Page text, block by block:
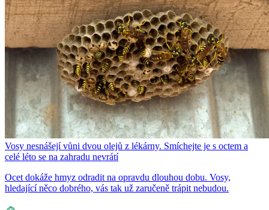
Vosy nesnášejí vůni dvou olejů z lékárny. Smíchejte je s octem a
celé léto se na zahradu nevrátí
Ocet dokáže hmyz odradit na opravdu dlouhou dobu. Vosy,
hledající něco dobrého, vás tak už zaručeně trápit nebudou.